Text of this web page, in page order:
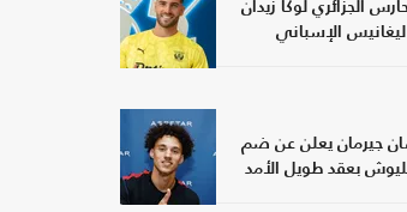
الجزائري لوكا زيدان
الإسباني
جيرمان يعلن عن ضم
بعقد طويل الأمد